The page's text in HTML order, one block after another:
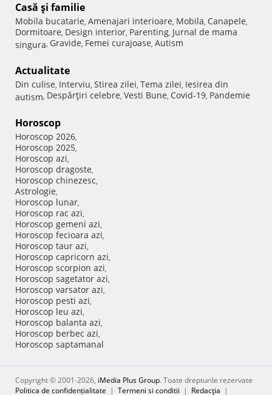
Casă şi familie
Mobila bucatarie, Amenajari interioare, Mobila, Canapele,
Dormitoare, Design interior, Parenting, Jurnal de mama
singura, Gravide, Femei curajoase, Autism
Actualitate
Din culise, Interviu, Stirea zilei, Tema zilei, Iesirea din
autism, Despărţiri celebre, Vesti Bune, Covid-19, Pandemie
Horoscop
Horoscop 2026,
Horoscop 2025,
Horoscop azi,
Horoscop dragoste,
Horoscop chinezesc,
Astrologie,
Horoscop lunar,
Horoscop rac azi,
Horoscop gemeni azi,
Horoscop fecioara azi,
Horoscop taur azi,
Horoscop capricorn azi,
Horoscop scorpion azi,
Horoscop sagetator azi,
Horoscop varsator azi,
Horoscop pesti azi,
Horoscop leu azi,
Horoscop balanta azi,
Horoscop berbec azi,
Horoscop saptamanal
Copyright © 2001-2026, iMedia Plus Group. Toate drepturile rezervate
Politica de confidențialitate | Termeni si conditii | Redacţia |